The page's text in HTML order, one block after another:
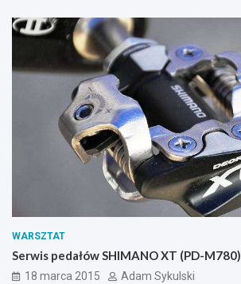
WARSZTAT
Serwis pedałów SHIMANO XT (PD-M780)
18 marca 2015 Adam Sykulski